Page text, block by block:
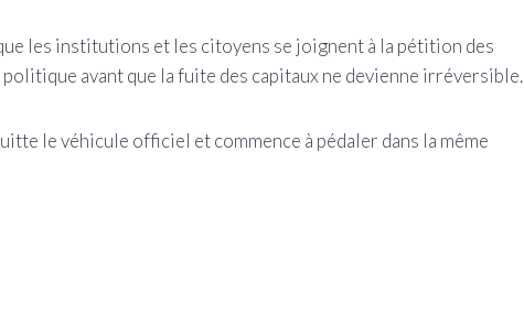
les institutions et les citoyens se joignent à la pétition des
avant que la fuite des capitaux ne devienne irréversible.
le véhicule officiel et commence à pédaler dans la même